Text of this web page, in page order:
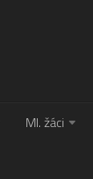
Ml. žáci